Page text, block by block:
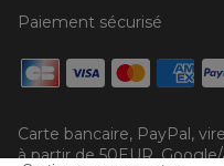
Paiement sécurisé
Carte bancaire, PayPal,
à partir de 50EUR,